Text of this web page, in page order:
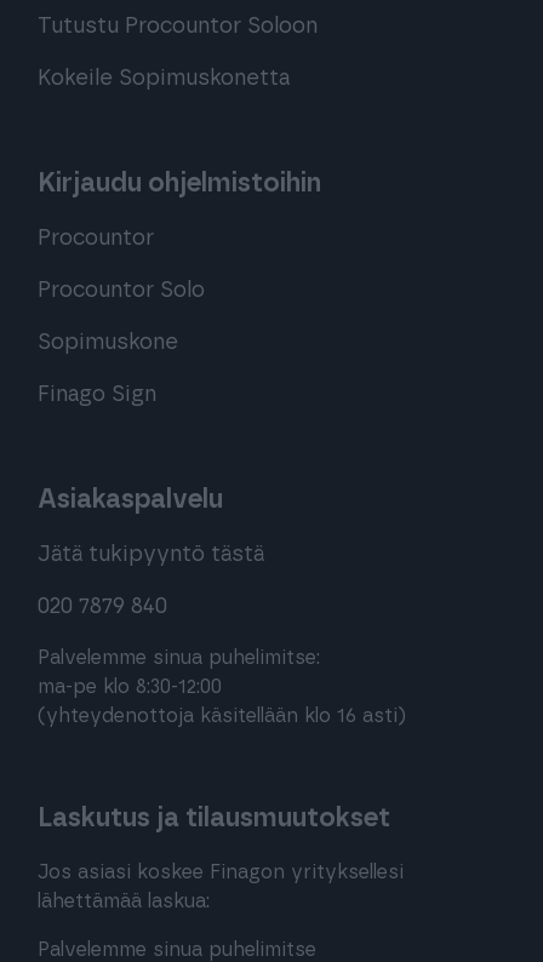
Tutustu Procountor Soloon
Kokeile Sopimuskonetta
Kirjaudu ohjelmistoihin
Procountor
Procountor Solo
Sopimuskone
Finago Sign
Asiakaspalvelu
Jätä tukipyyntö tästä
020 7879 840
Palvelemme sinua puhelimitse:
ma-pe klo 8:30-12:00
(yhteydenottoja käsitellään klo 16 asti)
Laskutus ja tilausmuutokset
Jos asiasi koskee Finagon yrityksellesi
lähettämää laskua:
Palvelemme sinua puhelimitse